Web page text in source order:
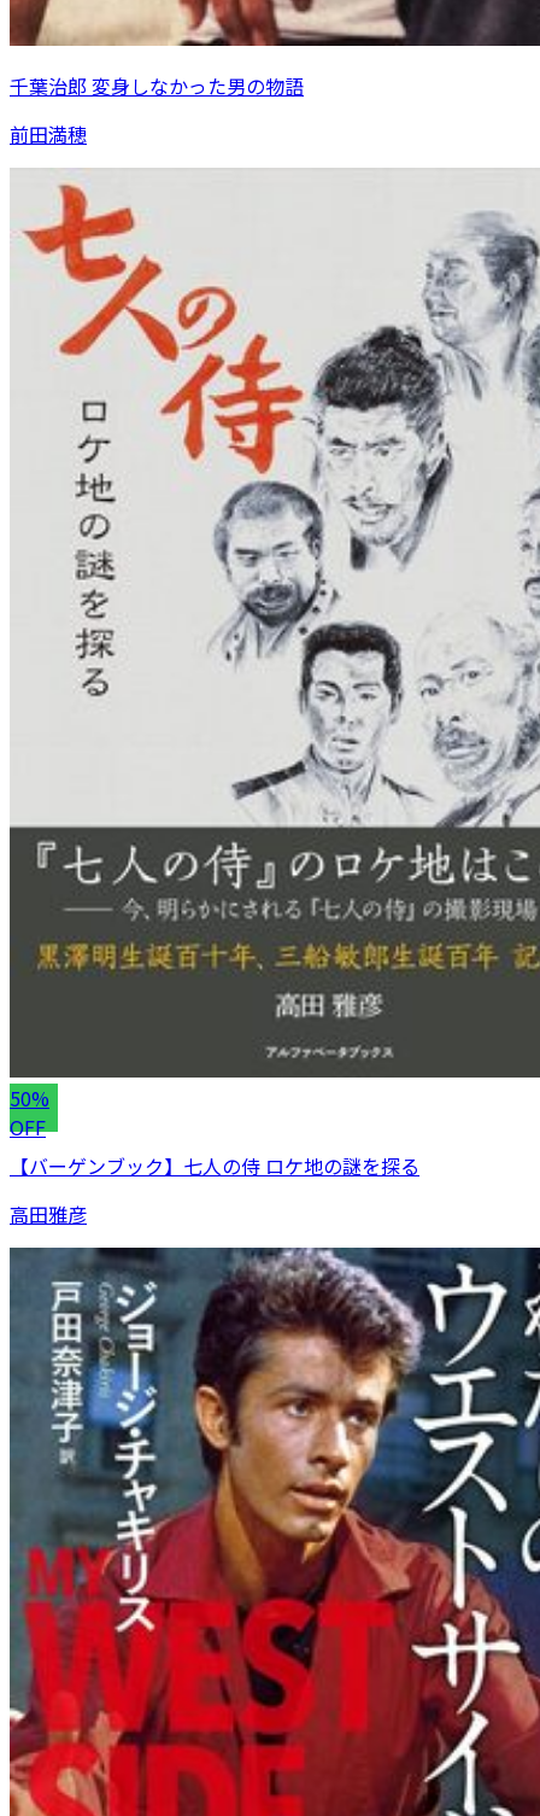
千葉治郎 変身しなかった男の物語
前田満穂
50%
OFF
【バーゲンブック】七人の侍 ロケ地の謎を探る
高田雅彦